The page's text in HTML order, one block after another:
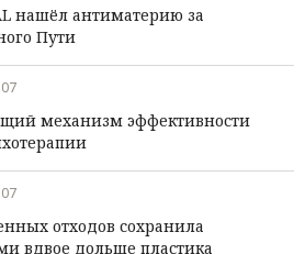
нашёл антиматерию за
Пути
механизм эффективности
отходов сохранила
вдвое дольше пластика